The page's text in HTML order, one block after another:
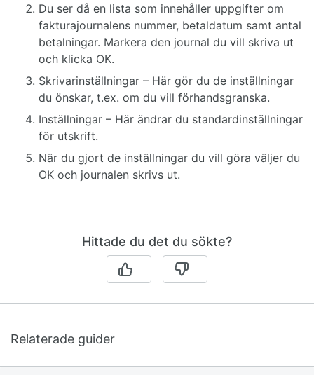
Du ser då en lista som innehåller uppgifter om
fakturajournalens nummer, betaldatum samt antal
betalningar. Markera den journal du vill skriva ut
och klicka OK.
Skrivarinställningar – Här gör du de inställningar
du önskar, t.ex. om du vill förhandsgranska.
Inställningar – Här ändrar du standardinställningar
för utskrift.
När du gjort de inställningar du vill göra väljer du
OK och journalen skrivs ut.
Hittade du det du sökte?
Relaterade guider